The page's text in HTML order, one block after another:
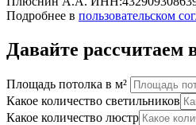
Подробнее в пользовательском
Давайте рассчитаем
Площадь потолка в м²
Какое количество светильников
Какое количество люстр